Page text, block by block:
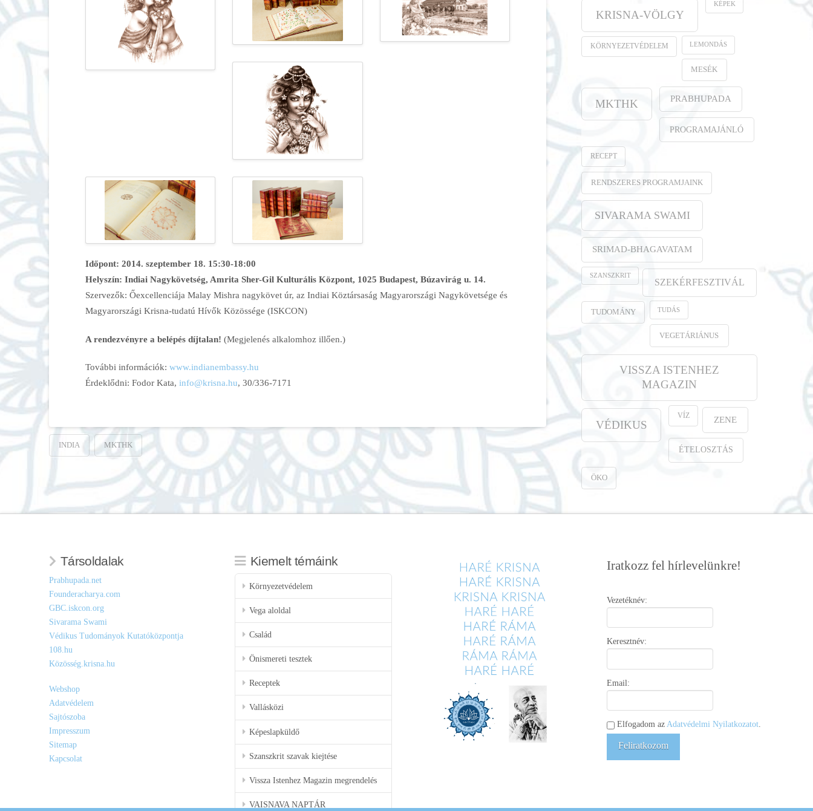
Időpont: 2014. szeptember 18. 15:30-18:00
Helyszín: Indiai Nagykövetség, Amrita Sher-Gil Kulturális Központ, 1025 Budapest, Búzavirág u. 14.
Szervezők: Őexcellenciája Malay Mishra nagykövet úr, az Indiai Köztársaság Magyarországi Nagykövetsége és
Magyarországi Krisna-tudatú Hívők Közössége (ISKCON)
A rendezvényre a belépés díjtalan! (Megjelenés alkalomhoz illően.)
További információk: www.indianembassy.hu
Érdeklődni: Fodor Kata, info@krisna.hu, 30/336-7171
INDIA MKTHK
KRISNA-VÖLGY
KÉPEK
KÖRNYEZETVÉDELEM LEMONDÁS
MESÉK
MKTHK PRABHUPADA
PROGRAMAJÁNLÓ
RECEPT
RENDSZERES PROGRAMJAINK
SIVARAMA SWAMI
SRIMAD-BHAGAVATAM
SZANSZKRIT
SZEKÉRFESZTIVÁL
TUDOMÁNY TUDÁS
VEGETÁRIÁNUS
VISSZA ISTENHEZ
MAGAZIN
VÉDIKUS
VÍZ ZENE
ÉTELOSZTÁS
ÖKO
Társoldalak
Prabhupada.net
Founderacharya.com
GBC.iskcon.org
Sivarama Swami
Védikus Tudományok Kutatóközpontja
108.hu
Közösség.krisna.hu
Webshop
Adatvédelem
Sajtószoba
Impresszum
Sitemap
Kapcsolat
Kiemelt témáink
Környezetvédelem
Vega aloldal
Család
Önismereti tesztek
Receptek
Vallásközi
Képeslapküldő
Szanszkrit szavak kiejtése
Vissza Istenhez Magazin megrendelés
VAISNAVA NAPTÁR
Iratkozz fel hírlevelünkre!
Vezetéknév:
Keresztnév:
Email:
Elfogadom azAdatvédelmi Nyilatkozatot.
Feliratkozom